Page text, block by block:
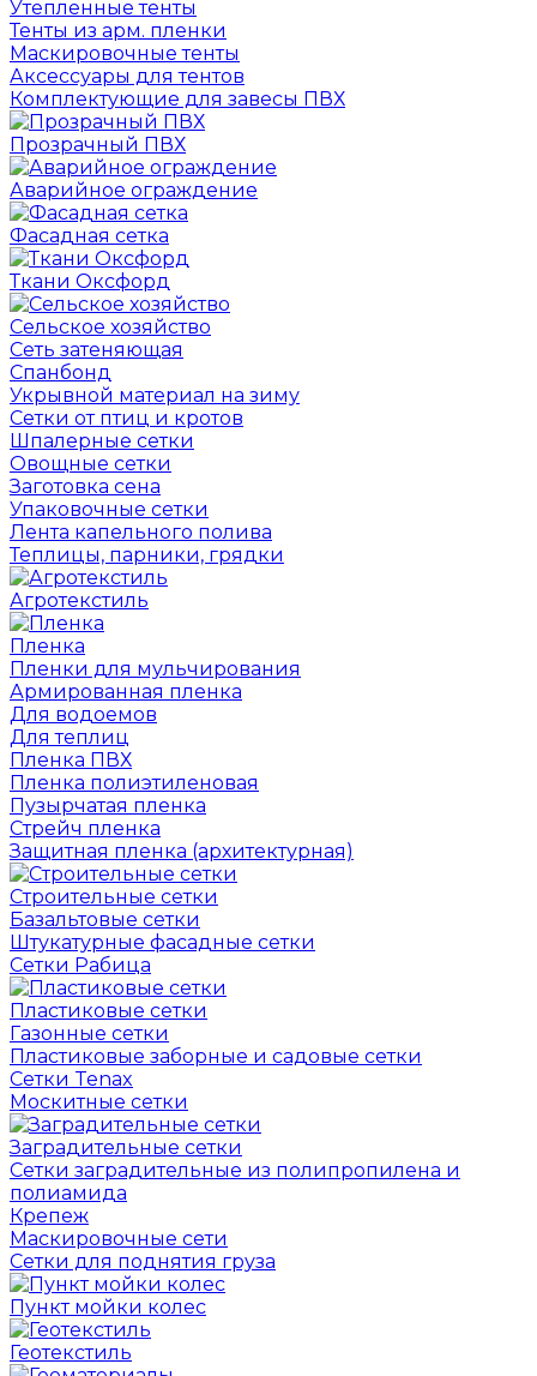
Утепленные тенты
Тенты из арм. пленки
Маскировочные тенты
Аксессуары для тентов
Комплектующие для завесы ПВХ
Прозрачный ПВХ
Аварийное ограждение
Фасадная сетка
Ткани Оксфорд
Сельское хозяйство
Сеть затеняющая
Спанбонд
Укрывной материал на зиму
Сетки от птиц и кротов
Шпалерные сетки
Овощные сетки
Заготовка сена
Упаковочные сетки
Лента капельного полива
Теплицы, парники, грядки
Агротекстиль
Пленка
Пленки для мульчирования
Армированная пленка
Для водоемов
Для теплиц
Пленка ПВХ
Пленка полиэтиленовая
Пузырчатая пленка
Cтрейч пленка
Защитная пленка (архитектурная)
Строительные сетки
Базальтовые сетки
Штукатурные фасадные сетки
Сетки Рабица
Пластиковые сетки
Газонные сетки
Пластиковые заборные и садовые сетки
Сетки Tenax
Москитные сетки
Заградительные сетки
Сетки заградительные из полипропилена и
полиамида
Крепеж
Маскировочные сети
Сетки для поднятия груза
Пункт мойки колес
Геотекстиль